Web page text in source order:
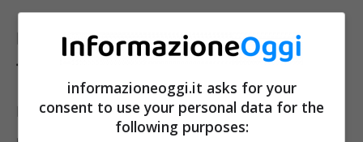
I suggerimenti per comprendere le
fusa del gatto
Per capire meglio le fusa del tuo gatto, tieni
informazioneoggi.it asks for your
consent to use your personal data for the
following purposes: